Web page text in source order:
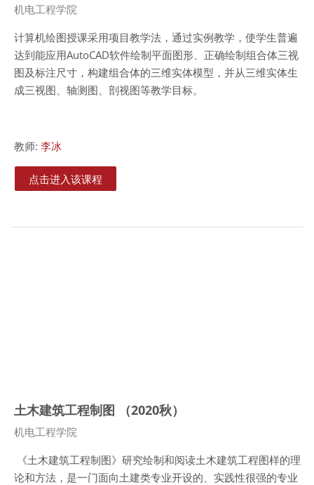
课程类别
机电工程学院
计算机绘图授课采用项目教学法，通过实例教学，使学生普遍
达到能应用AutoCAD软件绘制平面图形、正确绘制组合体三视
图及标注尺寸，构建组合体的三维实体模型，并从三维实体生
成三视图、轴测图、剖视图等教学目标。
教师: 李冰
点击进入该课程
土木建筑工程制图 （2020秋）
课程类别
机电工程学院
《土木建筑工程制图》研究绘制和阅读土木建筑工程图样的理
论和方法，是一门面向土建类专业开设的、实践性很强的专业